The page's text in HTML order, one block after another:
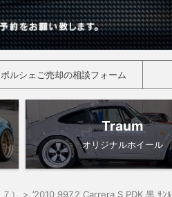
ポルシェご売却の相談フォーム
Traum
オリジナルホイール
） > ’2010 997.2 Carrera S PDK 黒 ｻﾝ